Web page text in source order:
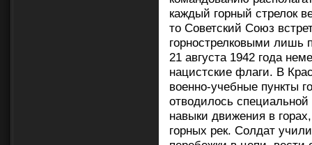
каждый горный стрелок
то Советский Союз
горнострелковыми лишь
21 августа 1942 года
нацистские флаги. В
военно-учебные пункты
отводилось
навыки движения в
горных рек. Солдат